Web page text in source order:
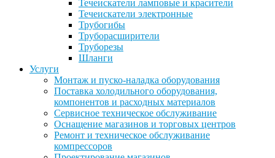
Течеискатели ламповые и красители
Течеискатели электронные
Трубогибы
Труборасширители
Труборезы
Шланги
Услуги
Монтаж и пуско-наладка оборудования
Поставка холодильного оборудования,
компонентов и расходных материалов
Сервисное техническое обслуживание
Оснащение магазинов и торговых центров
Ремонт и техническое обслуживание
компрессоров